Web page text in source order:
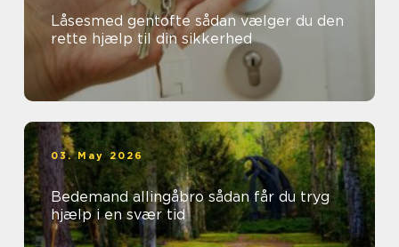
Låsesmed gentofte sådan vælger du den
rette hjælp til din sikkerhed
03. May 2026
Bedemand allingåbro sådan får du tryg
hjælp i en svær tid